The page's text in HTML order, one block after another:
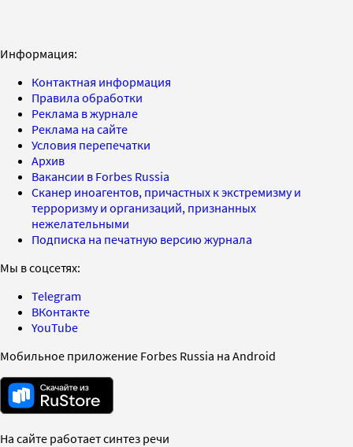
Информация:
Контактная информация
Правила обработки
Реклама в журнале
Реклама на сайте
Условия перепечатки
Архив
Вакансии в Forbes Russia
Сканер иноагентов, причастных к экстремизму и
терроризму и организаций, признанных
нежелательными
Подписка на печатную версию журнала
Мы в соцсетях:
Telegram
ВКонтакте
YouTube
Мобильное приложение Forbes Russia на Android
На сайте работает синтез речи